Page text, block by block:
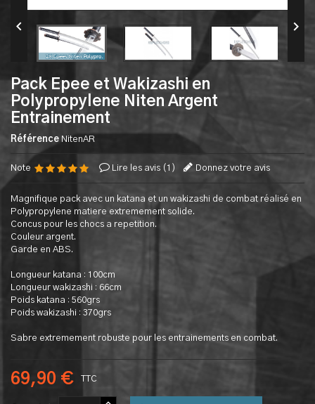
 
Pack Epee et Wakizashi en
Polypropylene Niten Argent
Entrainement
Référence NitenAR
Note Lire les avis ( 1 ) Donnez votre avis
Magnifique pack avec un katana et un wakizashi de combat réalisé en
Polypropylene matiere extremement solide.
Concus pour les chocs a repetition.
Couleur argent.
Garde en ABS.
Longueur katana : 100cm
Longueur wakizashi : 66cm
Poids katana : 560grs
Poids wakizashi : 370grs
Sabre extremement robuste pour les entrainements en combat.
69,90 € TTC